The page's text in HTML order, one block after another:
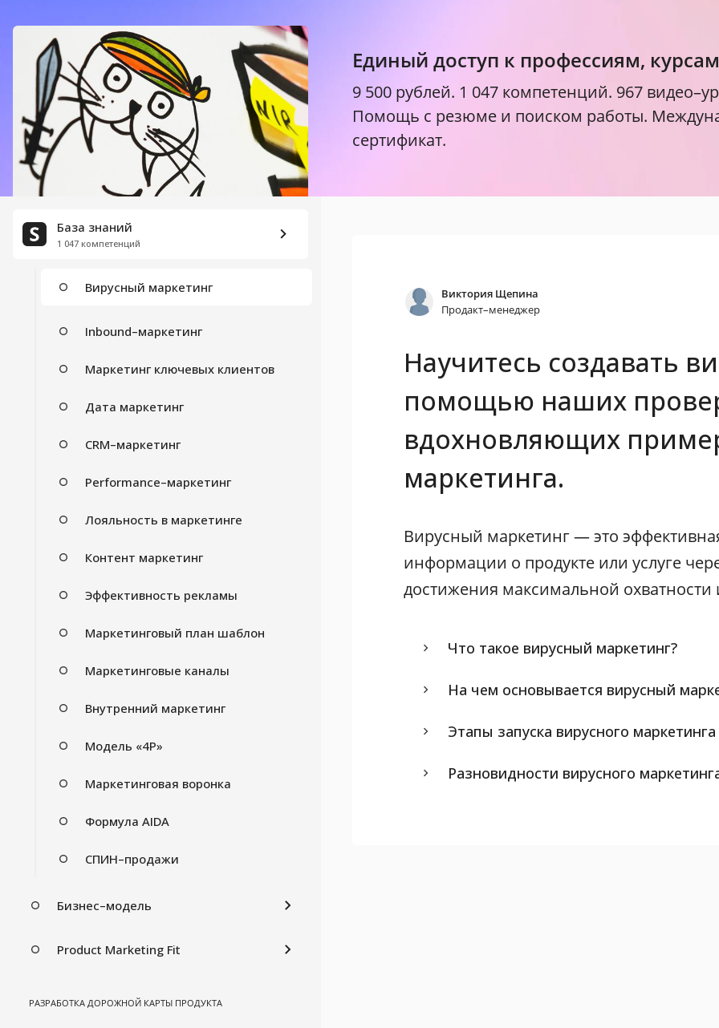
Единый доступ к профессиям,
9 500 рублей. 1 047 компетенций. 967
Помощь с резюме и поиском работы.
сертификат.
База знаний
1 047 компетенций
Холодные звонки
Лид–магнит
Стратегия Digital–маркетинга
Контент–маркетинг
Функции маркетинга
Вирусный маркетинг
Inbound–маркетинг
Маркетинг ключевых клиентов
Дата маркетинг
CRM–маркетинг
Performance–маркетинг
Лояльность в маркетинге
Контент маркетинг
Эффективность рекламы
Маркетинговый план шаблон
Маркетинговые каналы
Внутренний маркетинг
Модель «4P»
Маркетинговая воронка
Формула AIDA
СПИН–продажи
Бизнес–модель
Product Marketing Fit
РАЗРАБОТКА ДОРОЖНОЙ КАРТЫ ПРОДУКТА
Виктория Щепина
Продакт–менеджер
Научитесь создавать
помощью наших
вдохновляющих
маркетинга.
Вирусный маркетинг — это
информации о продукте или услуге
достижения максимальной
Что такое вирусный маркетинг?
На чем основывается вирусный
Этапы запуска вирусного маркетинга
Разновидности вирусного